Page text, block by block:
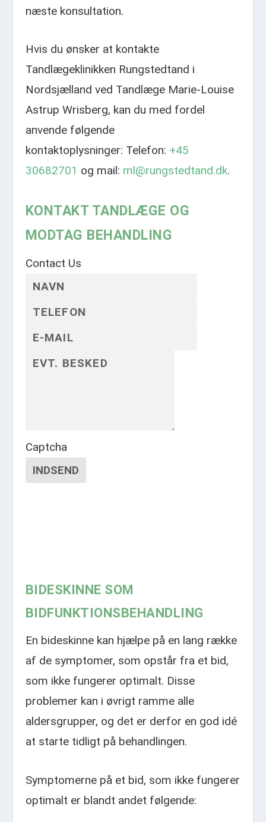
næste konsultation.
Hvis du ønsker at kontakte
Tandlægeklinikken Rungstedtand i
Nordsjælland ved Tandlæge Marie-Louise
Astrup Wrisberg, kan du med fordel
anvende følgende
kontaktoplysninger: Telefon: +45
30682701 og mail: ml@rungstedtand.dk.
KONTAKT TANDLÆGE OG
MODTAG BEHANDLING
Contact Us
Captcha
INDSEND
BIDESKINNE SOM
BIDFUNKTIONSBEHANDLING
En bideskinne kan hjælpe på en lang række
af de symptomer, som opstår fra et bid,
som ikke fungerer optimalt. Disse
problemer kan i øvrigt ramme alle
aldersgrupper, og det er derfor en god idé
at starte tidligt på behandlingen.
Symptomerne på et bid, som ikke fungerer
optimalt er blandt andet følgende: